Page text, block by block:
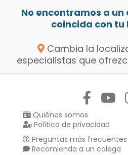
No encontramos a
coincida con tu
Cambia la
especialistas que
Quiénes somos
Política de privacidad
Preguntas más frecuentes
Recomienda a un colega